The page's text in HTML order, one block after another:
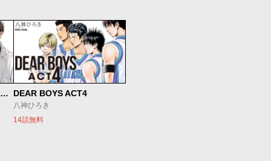
SとX セラピスト霜鳥壱人の診察室 DEAR BOYS ACT4
八神ひろき
14話無料